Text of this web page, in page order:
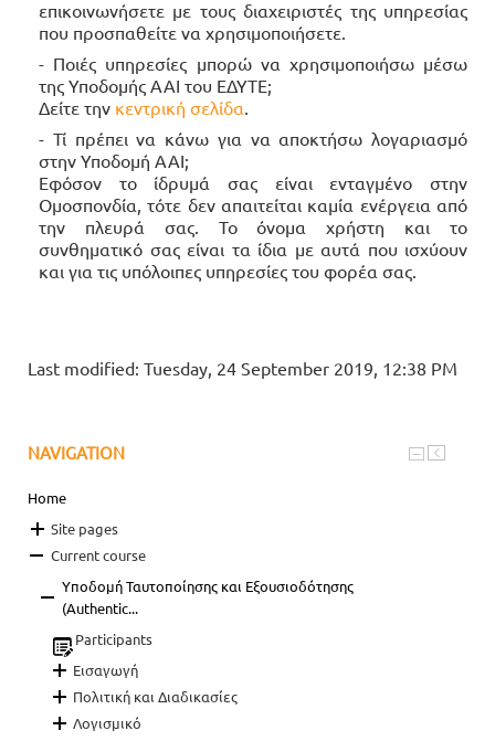
επικοινωνήσετε με τους διαχειριστές της υπηρεσίας
που προσπαθείτε να χρησιμοποιήσετε.
- Ποιές υπηρεσίες μπορώ να χρησιμοποιήσω μέσω
της Υποδομής ΑΑΙ του ΕΔΥΤΕ;
Δείτε την κεντρική σελίδα.
- Τί πρέπει να κάνω για να αποκτήσω λογαριασμό
στην Υποδομή AAI;
Εφόσον το ίδρυμά σας είναι ενταγμένο στην
Ομοσπονδία, τότε δεν απαιτείται καμία ενέργεια από
την πλευρά σας. Το όνομα χρήστη και το
συνθηματικό σας είναι τα ίδια με αυτά που ισχύουν
και για τις υπόλοιπες υπηρεσίες του φορέα σας.
Last modified: Tuesday, 24 September 2019, 12:38 PM
NAVIGATION
Home
Site pages
Current course
Υποδομή Ταυτοποίησης και Εξουσιοδότησης
(Authentic...
Participants
Εισαγωγή
Πολιτική και Διαδικασίες
Λογισμικό